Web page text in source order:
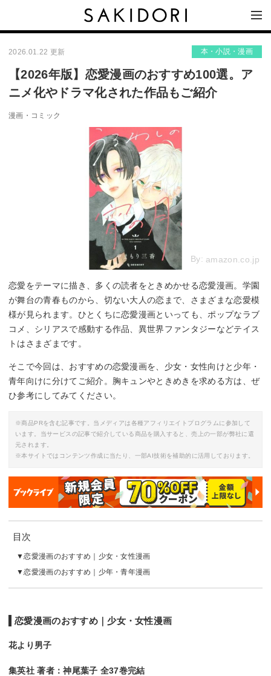
2026.01.22 更新 本・小説・漫画
【2026年版】恋愛漫画のおすすめ100選。ア
ニメ化やドラマ化された作品もご紹介
漫画・コミック
By: amazon.co.jp
恋愛をテーマに描き、多くの読者をときめかせる恋愛漫画。学園
が舞台の青春ものから、切ない大人の恋まで、さまざまな恋愛模
様が見られます。ひとくちに恋愛漫画といっても、ポップなラブ
コメ、シリアスで感動する作品、異世界ファンタジーなどテイス
トはさまざまです。
そこで今回は、おすすめの恋愛漫画を、少女・女性向けと少年・
青年向けに分けてご紹介。胸キュンやときめきを求める方は、ぜ
ひ参考にしてみてください。
※商品PRを含む記事です。当メディアは各種アフィリエイトプログラムに参加して
います。当サービスの記事で紹介している商品を購入すると、売上の一部が弊社に還
元されます。
※本サイトではコンテンツ作成に当たり、一部AI技術を補助的に活用しております。
目次
恋愛漫画のおすすめ｜少女・女性漫画
恋愛漫画のおすすめ｜少年・青年漫画
恋愛漫画のおすすめ｜少女・女性漫画
花より男子
集英社 著者：神尾葉子 全37巻完結